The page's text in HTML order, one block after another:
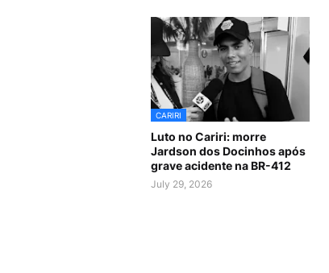
CARIRI
Luto no Cariri: morre
Jardson dos Docinhos após
grave acidente na BR-412
July 29, 2026